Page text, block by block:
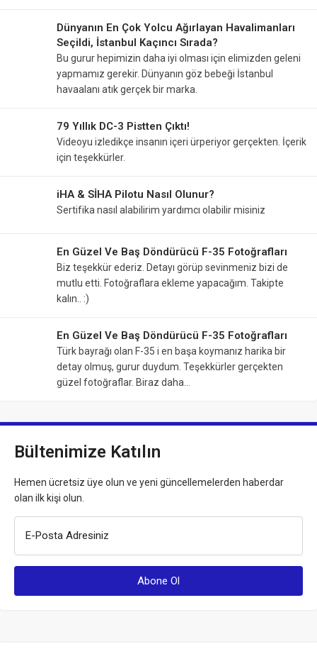
Dünyanın En Çok Yolcu Ağırlayan Havalimanları
Seçildi, İstanbul Kaçıncı Sırada?
Bu gurur hepimizin daha iyi olması için elimizden geleni
yapmamız gerekir. Dünyanın göz bebeği İstanbul
havaalanı atık gerçek bir marka.
79 Yıllık DC-3 Pistten Çıktı!
Videoyu izledikçe insanın içeri ürperiyor gerçekten. İçerik
için teşekkürler.
iHA & SİHA Pilotu Nasıl Olunur?
Sertifika nasıl alabilirim yardımcı olabilir misiniz
En Güzel Ve Baş Döndürücü F-35 Fotoğrafları
Biz teşekkür ederiz. Detayı görüp sevinmeniz bizi de
mutlu etti. Fotoğraflara ekleme yapacağım. Takipte
kalın.. :)
En Güzel Ve Baş Döndürücü F-35 Fotoğrafları
Türk bayrağı olan F-35 i en başa koymanız harika bir
detay olmuş, gurur duydum. Teşekkürler gerçekten
güzel fotoğraflar. Biraz daha…
Bültenimize Katılın
Hemen ücretsiz üye olun ve yeni güncellemelerden haberdar
olan ilk kişi olun.
E-Posta Adresiniz